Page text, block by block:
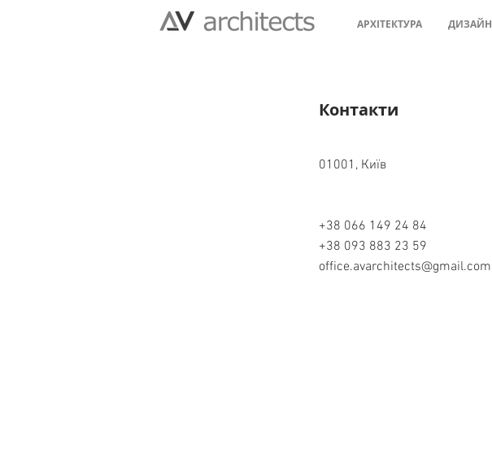
АРХІТЕКТУРА ДИЗАЙН
Контакти
01001, Київ
+38 066 149 24 84
+38 093 883 23 59
office.avarchitects@gmail.com